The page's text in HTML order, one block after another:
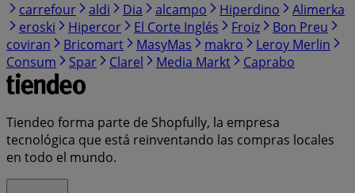
carrefour
aldi Dia alcampo Hiperdino
Alimerka
eroski
Hipercor El Corte Inglés Froiz
Bon Preu
coviran
Bricomart MasyMas makro
Leroy Merlin
Consum
Spar Clarel Media Markt Caprabo
Tiendeo forma parte de Shopfully, la empresa
tecnológica que está reinventando las compras locales
en todo el mundo.